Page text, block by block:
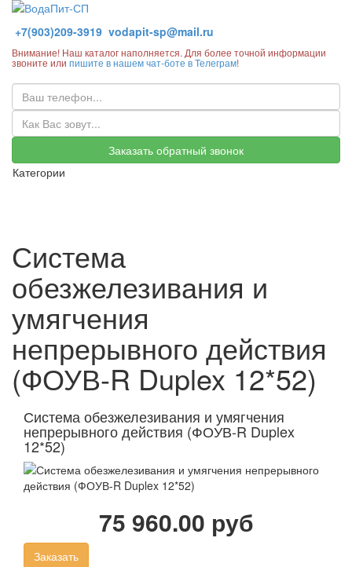
+7(903)209-3919 vodapit-sp@mail.ru
Внимание! Наш каталог наполняется. Для более точной информации
звоните или пишите в нашем чат-боте в Телеграм!
Заказать обратный звонок
Категории
Система
обезжелезивания и
умягчения
непрерывного действия
(ФОУВ-R Duplex 12*52)
Система обезжелезивания и умягчения
непрерывного действия (ФОУВ-R Duplex
12*52)
75 960.00 руб
Заказать